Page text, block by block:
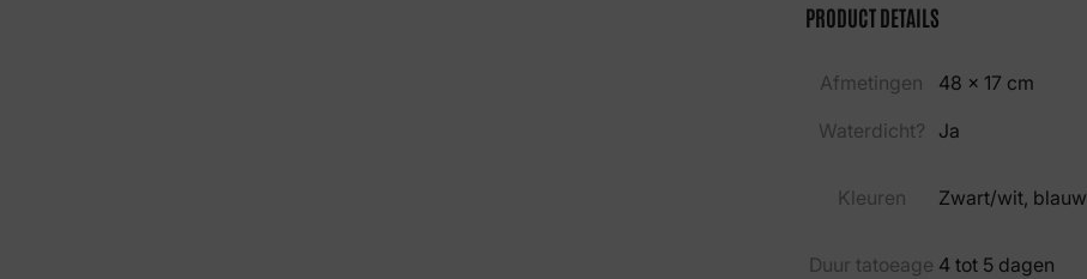
PRODUCT DETAILS
Afmetingen
48 × 17 cm
Waterdicht?
Ja
Kleuren Zwart/wit, blauw
Duur tatoeage 4 tot 5 dagen